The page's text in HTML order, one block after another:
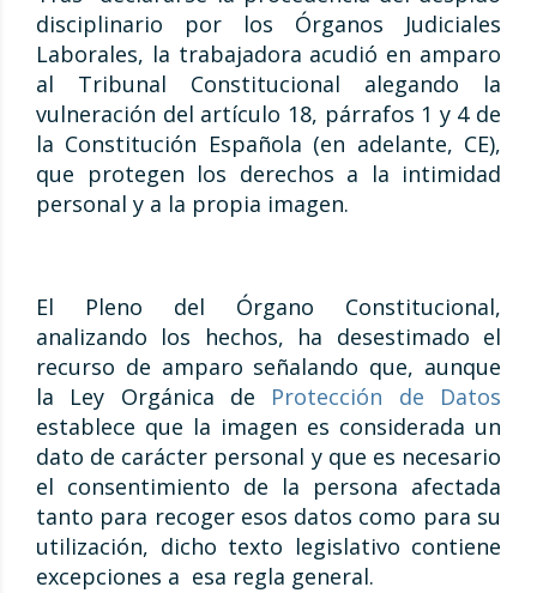
disciplinario por los Órganos Judiciales
Laborales, la trabajadora acudió en amparo
al Tribunal Constitucional alegando la
vulneración del artículo 18, párrafos 1 y 4 de
la Constitución Española (en adelante, CE),
que protegen los derechos a la intimidad
personal y a la propia imagen.
El Pleno del Órgano Constitucional,
analizando los hechos, ha desestimado el
recurso de amparo señalando que, aunque
la Ley Orgánica de Protección de Datos
establece que la imagen es considerada un
dato de carácter personal y que es necesario
el consentimiento de la persona afectada
tanto para recoger esos datos como para su
utilización, dicho texto legislativo contiene
excepciones a esa regla general.